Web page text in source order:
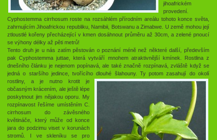
jihoafrickém
provedení.
Cyphostemma cirrhosum roste na rozsáhlém přírodním areálu tohoto konce světa,
zahrnujícím Jihoafrickou republiku, Namibii, Botswanu a Zimabwe. U země mohou její
ztloustlé kořeny přecházející v kmen dosáhnout průměru až 30cm, a zelené pnoucí
se výhony délky až pěti metrů!
Tento druh je u nás zatím pěstován o poznání méně než některé další, především
pak Cyphostemma juttae, která vytváří mnohem atraktivnější kmínek. Rostlina z
dnešního článku je nejenom popínavá, ale také značně rozpínavá, zvláště když se
jedná o staršího jedince, tvořícího dlouhé šlahouny. Ty potom zasahují do okolí
rostliny, a je nutno krotit je
občasným krácením, ale ještě lépe
poskytnout jim nějakou oporu. My
rozpínavost řešíme umístěním C.
cirrhosum do závěsného
květináče, který může od konce
jara do podzimu viset v korunách
stromů. I ve skleníku se pro